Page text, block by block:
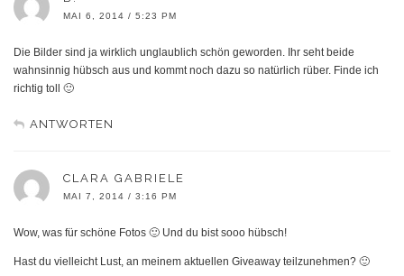
MAI 6, 2014 / 5:23 PM
Die Bilder sind ja wirklich unglaublich schön geworden. Ihr seht beide
wahnsinnig hübsch aus und kommt noch dazu so natürlich rüber. Finde ich
richtig toll 🙂
ANTWORTEN
CLARA GABRIELE
MAI 7, 2014 / 3:16 PM
Wow, was für schöne Fotos 🙂 Und du bist sooo hübsch!
Hast du vielleicht Lust, an meinem aktuellen Giveaway teilzunehmen? 🙂